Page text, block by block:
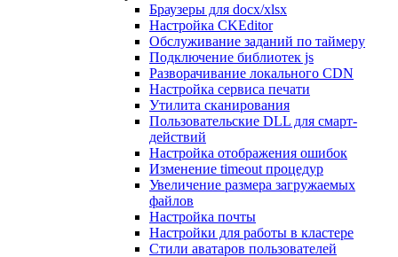
Браузеры для docx/xlsx
Настройка CKEditor
Обслуживание заданий по таймеру
Подключение библиотек js
Разворачивание локального CDN
Настройка сервиса печати
Утилита сканирования
Пользовательские DLL для смарт-
действий
Настройка отображения ошибок
Изменение timeout процедур
Увеличение размера загружаемых
файлов
Настройка почты
Настройки для работы в кластере
Стили аватаров пользователей